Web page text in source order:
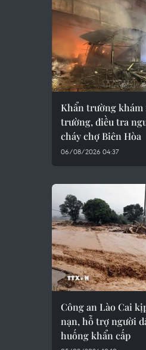
Khẩn trường
trường, điều tra
cháy chợ Biên Hòa
06/08/2026 04:37
Công an Lào Cai
nạn, hỗ trợ người
huống khẩn cấp